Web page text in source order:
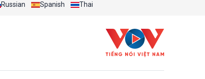
Russian Spanish Thai